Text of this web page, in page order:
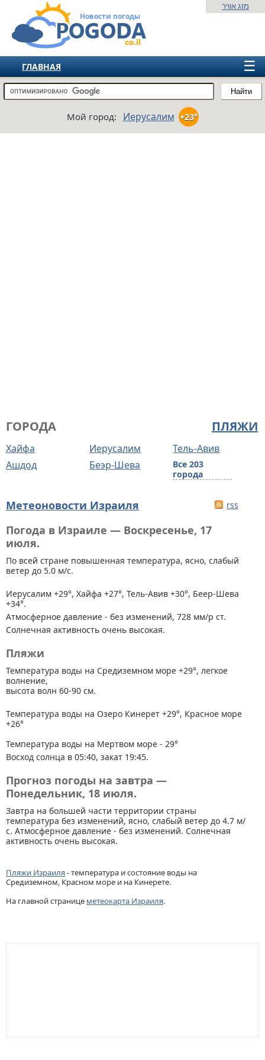
Новости погоды
Найти
מזג אוויר
☰
ГЛАВНАЯ
ИЗРАИЛЬ
ЕВРОПА
Мой город: Иерусалим +23°
ПЛЯЖИ
ГОРОДА
Хайфа Иерусалим
Тель-Авив
Ашдод
Беэр-Шева
Все 203
города
Метеоновости Израиля rss
Погода в Израиле — Воскресенье, 17
июля.
По всей стране повышенная температура, ясно, слабый
ветер до 5.0 м/с.
Иерусалим +29°, Хайфа +27°, Тель-Авив +30°, Беер-Шева
+34°.
Атмосферное давление - без изменений, 728 мм/р ст.
Солнечная активность очень высокая.
Пляжи
Температура воды на Средиземном море +29°, легкое
волнение,
высота волн 60-90 см.
Температура воды на Озеро Кинерет +29°, Красное море
+26°
Температура воды на Мертвом море - 29°
Восход солнца в 05:40, закат 19:45.
Прогноз погоды на завтра —
Понедельник, 18 июля.
Завтра на большей части территории страны
температура без изменений, ясно, слабый ветер до 4.7 м/
с. Атмосферное давление - без изменений. Солнечная
активность очень высокая.
Пляжи Израиля- температура и состояние воды на
Средиземном, Красном море и на Кинерете.
На главной странице метеокарта Израиля.